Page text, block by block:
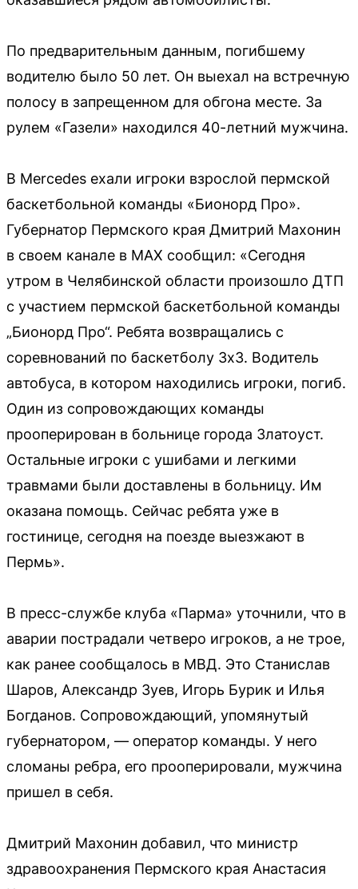
По предварительным данным, погибшему
водителю было 50 лет. Он выехал на встречную
полосу в запрещенном для обгона месте. За
рулем «Газели» находился 40-летний мужчина.
В Mercedes ехали игроки взрослой пермской
баскетбольной команды «Бионорд Про».
Губернатор Пермского края Дмитрий Махонин
в своем канале в MAX сообщил: «Сегодня
утром в Челябинской области произошло ДТП
с участием пермской баскетбольной команды
„Бионорд Про“. Ребята возвращались с
соревнований по баскетболу 3х3. Водитель
автобуса, в котором находились игроки, погиб.
Один из сопровождающих команды
прооперирован в больнице города Златоуст.
Остальные игроки с ушибами и легкими
травмами были доставлены в больницу. Им
оказана помощь. Сейчас ребята уже в
гостинице, сегодня на поезде выезжают в
Пермь».
В пресс-службе клуба «Парма» уточнили, что в
аварии пострадали четверо игроков, а не трое,
как ранее сообщалось в МВД. Это Станислав
Шаров, Александр Зуев, Игорь Бурик и Илья
Богданов. Сопровождающий, упомянутый
губернатором, — оператор команды. У него
сломаны ребра, его прооперировали, мужчина
пришел в себя.
Дмитрий Махонин добавил, что министр
здравоохранения Пермского края Анастасия